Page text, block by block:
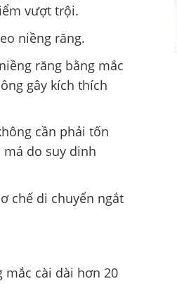
vượt trội.
niềng răng.
răng bằng mắc
gây kích thích
cần phải tốn
do suy dinh
chế di chuyển ngắt
mắc cài dài hơn 20